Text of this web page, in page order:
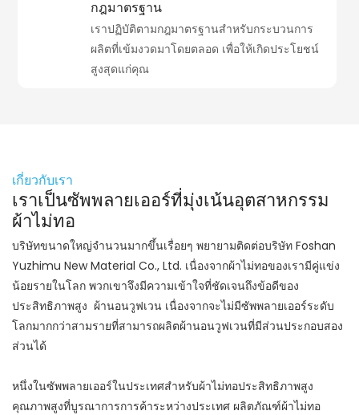
กฎมาตรฐาน
เราปฏิบัติตามกฎมาตรฐานสำหรับกระบวนการ
ผลิตที่เข้มงวดมาโดยตลอด เพื่อให้เกิดประโยชน์
สูงสุดแก่คุณ
เกี่ยวกับเรา
เราเป็นซัพพลายเออร์ที่มุ่งเน้นอุตสาหกรรม
ผ้าไม่ทอ
บริษัทขนาดใหญ่จำนวนมากขึ้นเรื่อยๆ พยายามติดต่อบริษัท Foshan
Yuzhimu New Material Co., Ltd. เนื่องจากผ้าไม่ทอของเรามีคู่แข่ง
น้อยรายในโลก พวกเขาจึงมีความเข้าใจที่ชัดเจนถึงข้อดีของ
ประสิทธิภาพสูง ผ้านอนวูฟเวน เนื่องจากจะไม่มีซัพพลายเออร์ระดับ
โลกมากกว่าสามรายที่สามารถผลิตผ้านอนวูฟเวนที่มีส่วนประกอบสอง
ส่วนได้
หนึ่งในซัพพลายเออร์ในประเทศสำหรับผ้าไม่ทอประสิทธิภาพสูง
คุณภาพสูงที่บูรณาการการค้าระหว่างประเทศ ผลิตภัณฑ์ผ้าไม่ทอ